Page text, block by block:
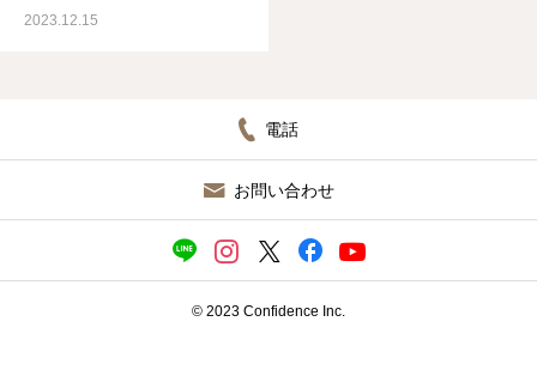
2023.12.15
電話
お問い合わせ
© 2023 Confidence Inc.